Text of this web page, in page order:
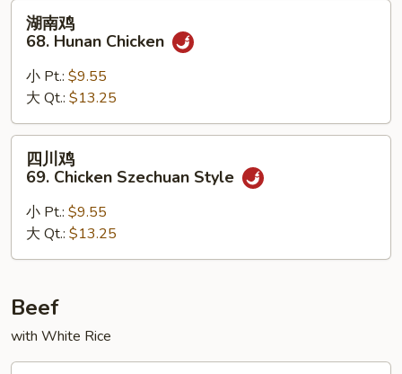
Sauce
68.
Hunan
Chicken
湖南鸡
68. Hunan Chicken
小 Pt.: $9.55
大 Qt.: $13.25
69.
Chicken
Szechuan
四川鸡
69. Chicken Szechuan Style
小 Pt.: $9.55
大 Qt.: $13.25
Beef
with White Rice